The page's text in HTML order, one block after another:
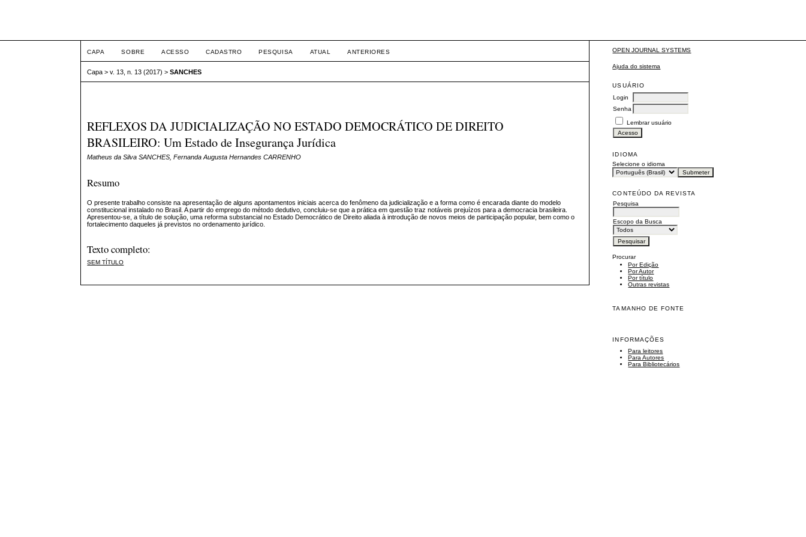
OPEN JOURNAL SYSTEMS
Ajuda do sistema
USUÁRIO
Login
Senha
Lembrar usuário
IDIOMA
Selecione o idioma
CONTEÚDO DA REVISTA
Pesquisa
Escopo da Busca
Procurar
Por Edição
Por Autor
Por título
Outras revistas
TAMANHO DE FONTE
INFORMAÇÕES
Para leitores
Para Autores
Para Bibliotecários
CAPA SOBRE ACESSO CADASTRO PESQUISA ATUAL ANTERIORES
Capa >v. 13, n. 13 (2017) >SANCHES
REFLEXOS DA JUDICIALIZAÇÃO NO ESTADO DEMOCRÁTICO DE DIREITO
BRASILEIRO: Um Estado de Insegurança Jurídica
Matheus da Silva SANCHES, Fernanda Augusta Hernandes CARRENHO
Resumo
O presente trabalho consiste na apresentação de alguns apontamentos iniciais acerca do fenômeno da judicialização e a forma como é encarada diante do modelo
constitucional instalado no Brasil. A partir do emprego do método dedutivo, concluiu-se que a prática em questão traz notáveis prejuízos para a democracia brasileira.
Apresentou-se, a título de solução, uma reforma substancial no Estado Democrático de Direito aliada à introdução de novos meios de participação popular, bem como o
fortalecimento daqueles já previstos no ordenamento jurídico.
Texto completo:
SEM TÍTULO